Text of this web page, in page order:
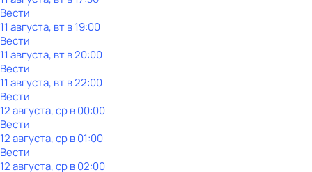
Вести
11 августа, вт в 19:00
Вести
11 августа, вт в 20:00
Вести
11 августа, вт в 22:00
Вести
12 августа, ср в 00:00
Вести
12 августа, ср в 01:00
Вести
12 августа, ср в 02:00